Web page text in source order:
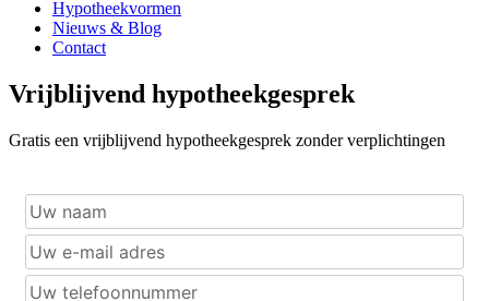
Hypotheekvormen
Nieuws & Blog
Contact
Vrijblijvend hypotheekgesprek
Gratis een vrijblijvend hypotheekgesprek zonder verplichtingen